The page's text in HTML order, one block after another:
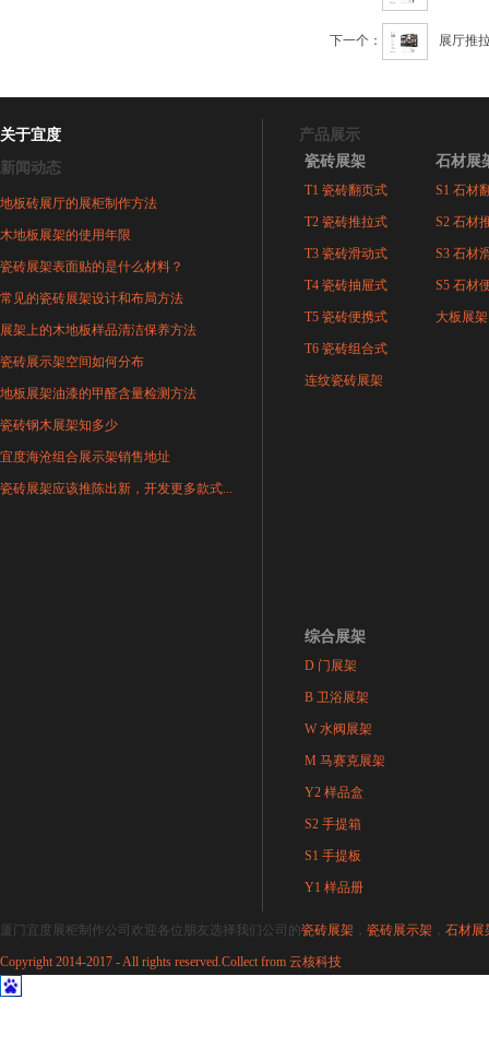
下一个： 展厅推
关于宜度
新闻动态
地板砖展厅的展柜制作方法
木地板展架的使用年限
瓷砖展架表面贴的是什么材料？
常见的瓷砖展架设计和布局方法
展架上的木地板样品清洁保养方法
瓷砖展示架空间如何分布
地板展架油漆的甲醛含量检测方法
瓷砖钢木展架知多少
宜度海沧组合展示架销售地址
瓷砖展架应该推陈出新，开发更多款式...
产品展示
瓷砖展架
T1 瓷砖翻页式
T2 瓷砖推拉式
T3 瓷砖滑动式
T4 瓷砖抽屉式
T5 瓷砖便携式
T6 瓷砖组合式
连纹瓷砖展架
石材展
S1 石材
S2 石材
S3 石材
S5 石材
大板展架
综合展架
D 门展架
B 卫浴展架
W 水阀展架
M 马赛克展架
Y2 样品盒
S2 手提箱
S1 手提板
Y1 样品册
厦门宜度展柜制作公司欢迎各位朋友选择我们公司的瓷砖展架 ， 瓷砖展示架 ， 石材展
Copyright 2014-2017 - All rights reserved.Collect from 云核科技